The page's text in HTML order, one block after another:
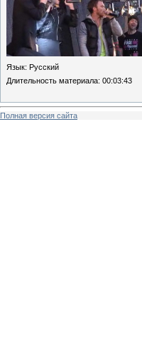
Язык: Русский
Длительность материала: 00:03:43
Полная версия сайта